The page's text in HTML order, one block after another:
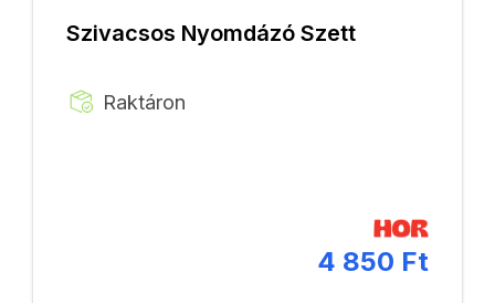
Szivacsos Nyomdázó Szett
Raktáron
4 850 Ft